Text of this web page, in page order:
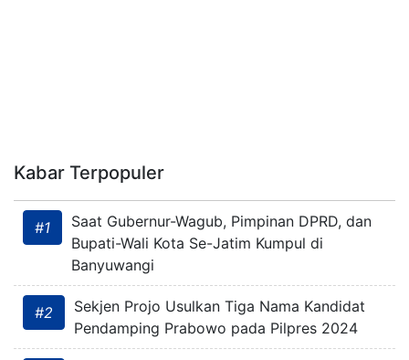
Kabar Terpopuler
#1
Saat Gubernur-Wagub, Pimpinan DPRD, dan
Bupati-Wali Kota Se-Jatim Kumpul di
Banyuwangi
#2
Sekjen Projo Usulkan Tiga Nama Kandidat
Pendamping Prabowo pada Pilpres 2024